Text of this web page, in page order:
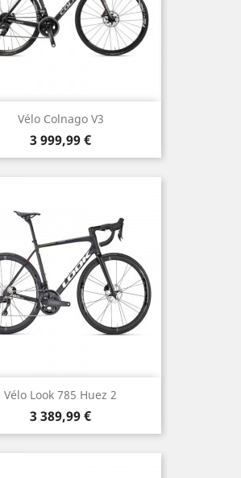
Vélo Colnago V3
Prix
3 999,99 €
Vélo Look 785 Huez 2
Prix
3 389,99 €